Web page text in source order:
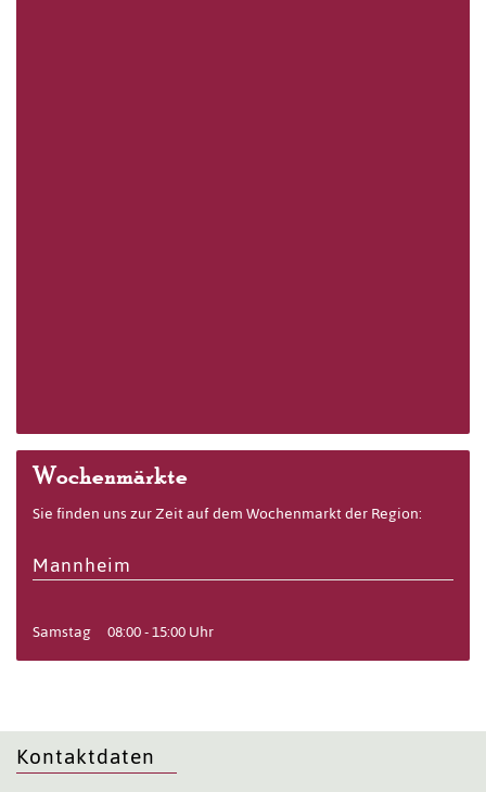
Wochenmärkte
Sie finden uns zur Zeit auf dem Wochenmarkt der Region:
Mannheim
Samstag 08:00 - 15:00 Uhr
Kontaktdaten